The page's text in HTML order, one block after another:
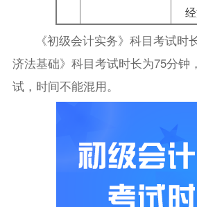
《初级会计实务》科目考试时
济法基础》科目考试时长为75分钟
试，时间不能混用。